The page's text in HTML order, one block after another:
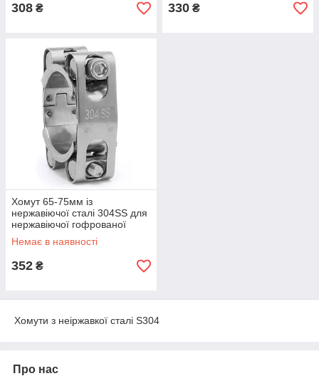
308 ₴ 330 ₴
Хомут 65-75мм із
нержавіючої сталі 304SS для
нержавіючої гофрованої
труби 70мм
Немає в наявності
352 ₴
Хомути з неіржавкої сталі S304
Про нас